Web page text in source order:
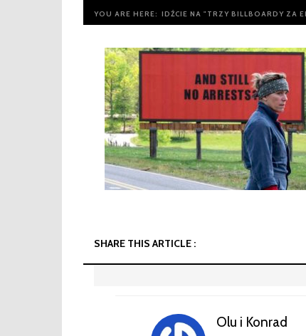
YOU ARE HERE: IDŹCIE NA "TRZY BILLBOARDY ZA
SHARE THIS ARTICLE :
Olu i Konrad